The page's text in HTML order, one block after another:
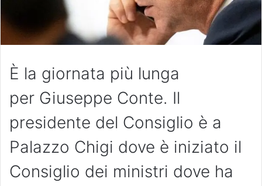
È la giornata più lunga
per Giuseppe Conte. Il
presidente del Consiglio è a
Palazzo Chigi dove è iniziato il
Consiglio dei ministri dove ha